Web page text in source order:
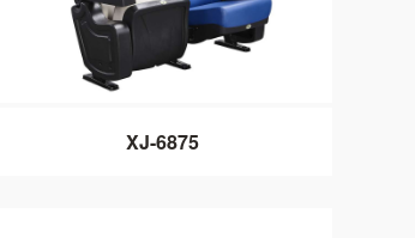
XJ-6875